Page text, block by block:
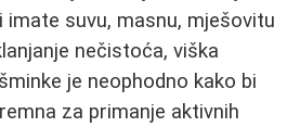
imate suvu, masnu, mješovitu
nečistoća, viška
je neophodno kako bi
za primanje aktivnih